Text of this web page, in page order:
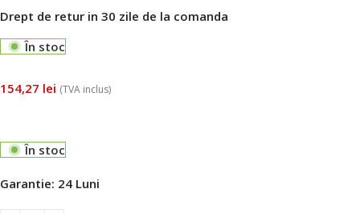
Drept de retur in 30 zile de la comanda
În stoc
154,27 lei (TVA inclus)
În stoc
Garantie: 24 Luni